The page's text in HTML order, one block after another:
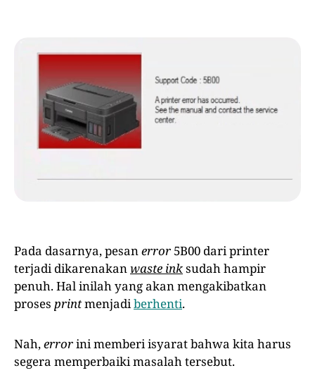
Pada dasarnya, pesanerror 5B00 dari printer
terjadi dikarenakanwaste inksudah hampir
penuh. Hal inilah yang akan mengakibatkan
proses printmenjadiberhenti.
Nah,errorini memberi isyarat bahwa kita harus
segera memperbaiki masalah tersebut.